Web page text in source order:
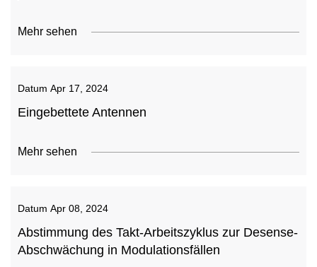
Mehr sehen
Datum Apr 17, 2024
Eingebettete Antennen
Mehr sehen
Datum Apr 08, 2024
Abstimmung des Takt-Arbeitszyklus zur Desense-
Abschwächung in Modulationsfällen